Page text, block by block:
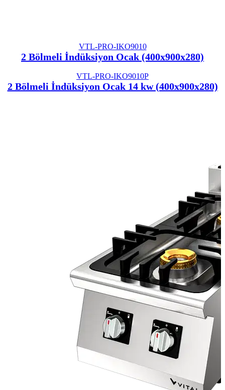
VTL-PRO-IKO9010
2 Bölmeli İndüksiyon Ocak (400x900x280)
VTL-PRO-IKO9010P
2 Bölmeli İndüksiyon Ocak 14 kw (400x900x280)